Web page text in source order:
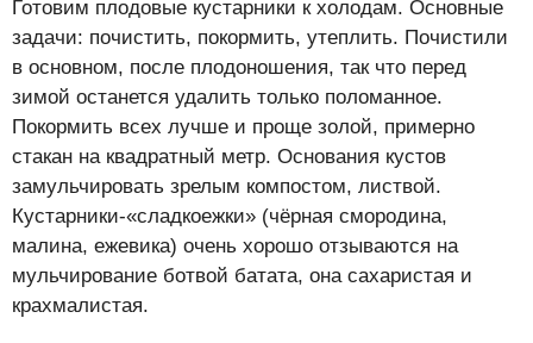
Готовим плодовые кустарники к холодам. Основные
задачи: почистить, покормить, утеплить. Почистили
в основном, после плодоношения, так что перед
зимой останется удалить только поломанное.
Покормить всех лучше и проще золой, примерно
стакан на квадратный метр. Основания кустов
замульчировать зрелым компостом, листвой.
Кустарники-«сладкоежки» (чёрная смородина,
малина, ежевика) очень хорошо отзываются на
мульчирование ботвой батата, она сахаристая и
крахмалистая.